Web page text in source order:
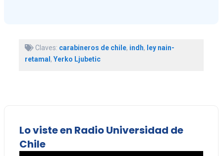
Claves: carabineros de chile, indh, ley nain-
retamal, Yerko Ljubetic
Lo viste en Radio Universidad de
Chile